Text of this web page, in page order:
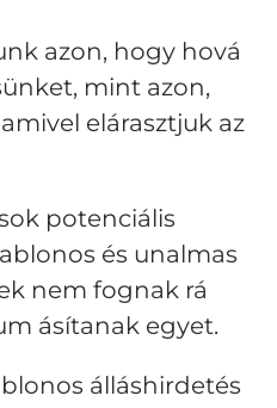
azon, hogy hová
mint azon,
elárasztjuk az
potenciális
és unalmas
nem fognak rá
ásítanak egyet.
álláshirdetés